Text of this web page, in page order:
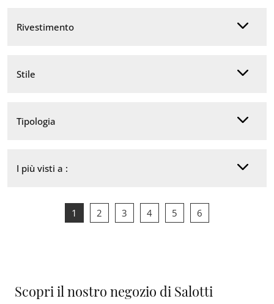
Rivestimento
Stile
Tipologia
I più visti a :
1 2 3 4 5 6
Scopri il nostro negozio di Salotti